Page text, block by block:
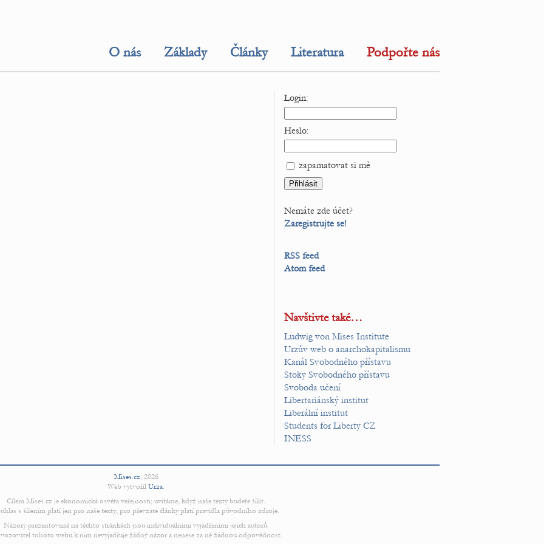
O nás Základy Články Literatura Podpořte nás
Login:
Heslo:
zapamatovat si mě
Nemáte zde účet?
Zaregistrujte se!
RSS feed
Atom feed
Navštivte také…
Ludwig von Mises Institute
Urzův web o anarchokapitalismu
Kanál Svobodného přístavu
Stoky Svobodného přístavu
Svoboda učení
Libertariánský institut
Liberální institut
Students for Liberty CZ
INESS
Mises.cz, 2026
Web vytvořil Urza.
Cílem Mises.cz je ekonomická osvěta veřejnosti; uvítáme, když naše texty budete šířit.
s šířením platí jen pro naše texty; pro převzaté články platí pravidla původního zdroje.
Názory prezentované na těchto stránkách jsou individuálními vyjádřeními jejich autorů.
tohoto webu k nim nevyjadřuje žádný názor a nenese za ně žádnou odpovědnost.